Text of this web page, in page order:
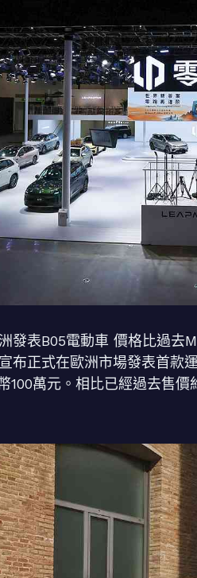
發表B05電動車 價格比過去
布正式在歐洲市場發表首款
100萬元。相比已經過去售